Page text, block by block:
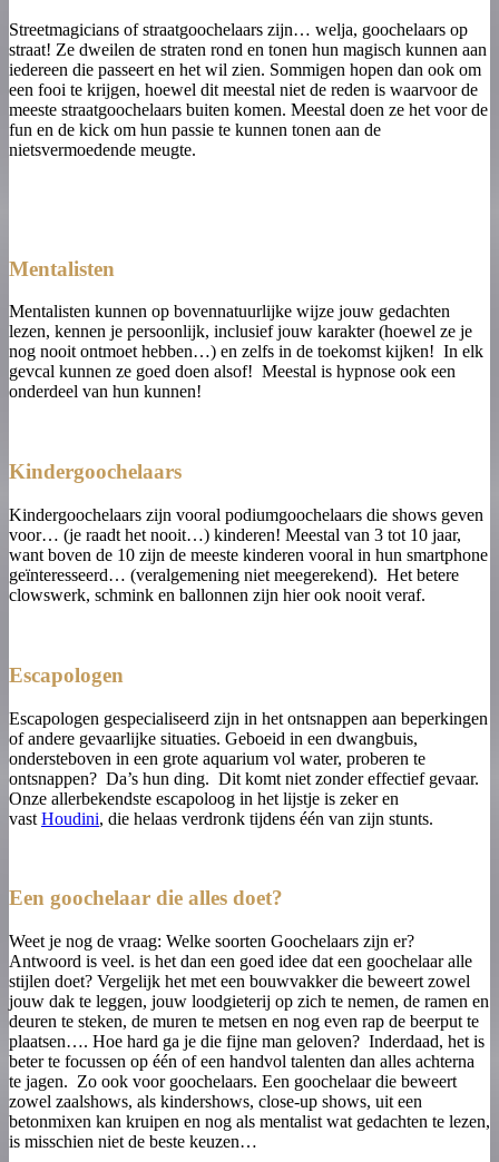
Streetmagicians of straatgoochelaars zijn… welja, goochelaars op
straat! Ze dweilen de straten rond en tonen hun magisch kunnen aan
iedereen die passeert en het wil zien. Sommigen hopen dan ook om
een fooi te krijgen, hoewel dit meestal niet de reden is waarvoor de
meeste straatgoochelaars buiten komen. Meestal doen ze het voor de
fun en de kick om hun passie te kunnen tonen aan de
nietsvermoedende meugte.
Mentalisten
Mentalisten kunnen op bovennatuurlijke wijze jouw gedachten
lezen, kennen je persoonlijk, inclusief jouw karakter (hoewel ze je
nog nooit ontmoet hebben…) en zelfs in de toekomst kijken! In elk
gevcal kunnen ze goed doen alsof! Meestal is hypnose ook een
onderdeel van hun kunnen!
Kindergoochelaars
Kindergoochelaars zijn vooral podiumgoochelaars die shows geven
voor… (je raadt het nooit…) kinderen! Meestal van 3 tot 10 jaar,
want boven de 10 zijn de meeste kinderen vooral in hun smartphone
geïnteresseerd… (veralgemening niet meegerekend). Het betere
clowswerk, schmink en ballonnen zijn hier ook nooit veraf.
Escapologen
Escapologen gespecialiseerd zijn in het ontsnappen aan beperkingen
of andere gevaarlijke situaties. Geboeid in een dwangbuis,
ondersteboven in een grote aquarium vol water, proberen te
ontsnappen? Da’s hun ding. Dit komt niet zonder effectief gevaar.
Onze allerbekendste escapoloog in het lijstje is zeker en
vast Houdini, die helaas verdronk tijdens één van zijn stunts.
Een goochelaar die alles doet?
Weet je nog de vraag: Welke soorten Goochelaars zijn er?
Antwoord is veel. is het dan een goed idee dat een goochelaar alle
stijlen doet? Vergelijk het met een bouwvakker die beweert zowel
jouw dak te leggen, jouw loodgieterij op zich te nemen, de ramen en
deuren te steken, de muren te metsen en nog even rap de beerput te
plaatsen…. Hoe hard ga je die fijne man geloven? Inderdaad, het is
beter te focussen op één of een handvol talenten dan alles achterna
te jagen. Zo ook voor goochelaars. Een goochelaar die beweert
zowel zaalshows, als kindershows, close-up shows, uit een
betonmixen kan kruipen en nog als mentalist wat gedachten te lezen,
is misschien niet de beste keuzen…